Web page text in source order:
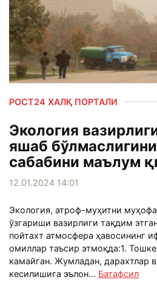
РОСТ24 ХАЛҚ ПОРТАЛИ
Экология
яшаб
сабабини маълум
12.01.2024 14:01
Экология, атроф-муҳитни
ўзгариши вазирлиги тақдим
пойтахт атмосфера ҳавосининг
омиллар таъсир этмоқда:1.
камайган. Жумладан, дарахтлар
кесилишига эълон... Батафсил